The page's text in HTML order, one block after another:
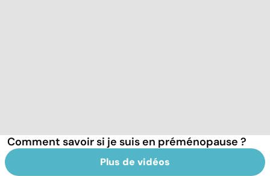
Comment savoir si je suis en préménopause ?
Plus de vidéos